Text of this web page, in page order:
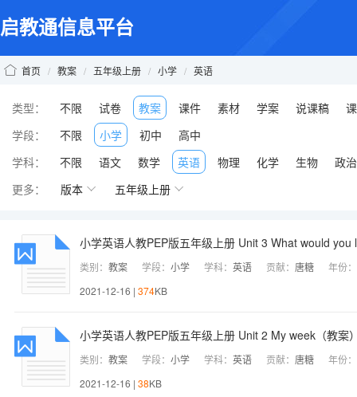
启教通信息平台
首页 / 教案 / 五年级上册 / 小学 / 英语
类型： 不限 试卷 教案 课件 素材 学案 说课稿
学段：
不限 小学 初中
高中
学科：
不限 语文 数学 英语 物理 化学 生物
政治
更多：
版本 五年级上册
小学英语人教PEP版五年级上册 Unit 3 What would you
类别： 教案 学段： 小学 学科： 英语 贡献： 唐糖
年份：
2021-12-16 | 374KB
小学英语人教PEP版五年级上册 Unit 2 My week（教案
类别： 教案 学段： 小学 学科： 英语 贡献： 唐糖
年份：
2021-12-16 | 38KB